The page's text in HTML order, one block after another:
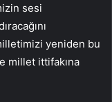
sesi
yeniden bu
millet ittifakına